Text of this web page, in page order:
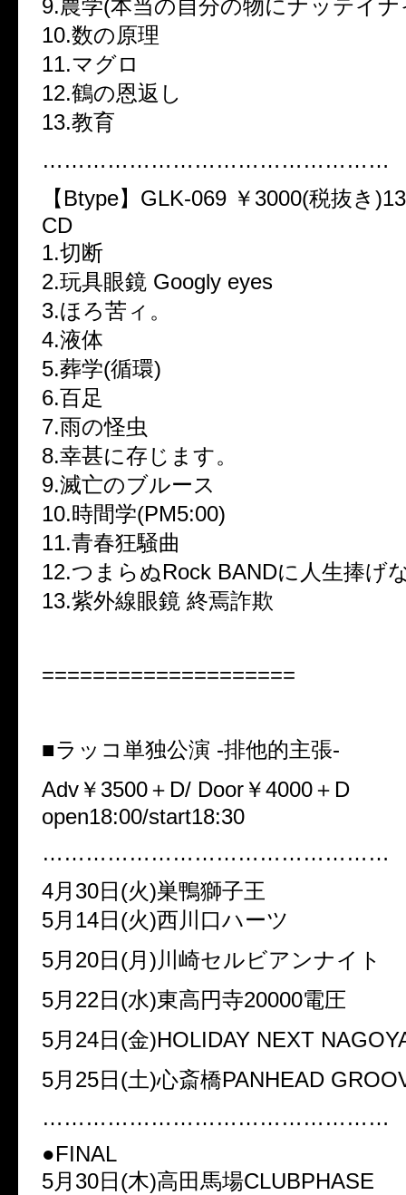
9.農学(本当の自分の物にナッテイナ
10.数の原理
11.マグロ
12.鶴の恩返し
13.教育
…………………………………………
【Btype】GLK-069 ￥3000(税抜き
CD
1.切断
2.玩具眼鏡 Googly eyes
3.ほろ苦ィ。
4.液体
5.葬学(循環)
6.百足
7.雨の怪虫
8.幸甚に存じます。
9.滅亡のブルース
10.時間学(PM5:00)
11.青春狂騒曲
12.つまらぬRock BANDに人生捧げ
13.紫外線眼鏡 終焉詐欺
====================
■ラッコ単独公演 -排他的主張-
Adv￥3500＋D/ Door￥4000＋D
open18:00/start18:30
…………………………………………
4月30日(火)巣鴨獅子王
5月14日(火)西川口ハーツ
5月20日(月)川崎セルビアンナイト
5月22日(水)東高円寺20000電圧
5月24日(金)HOLIDAY NEXT
5月25日(土)心斎橋PANHEAD
…………………………………………
●FINAL
5月30日(木)高田馬場CLUBPHASE